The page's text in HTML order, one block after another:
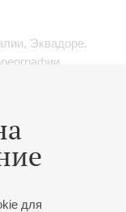
для
Эквадоре.
на
и Гуаякиля